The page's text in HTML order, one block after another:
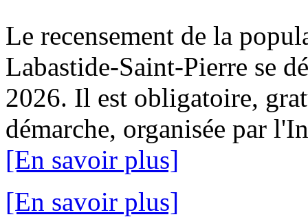
Le recensement de la
Labastide-Saint-Pierre se
2026. Il est obligatoire,
démarche, organisée par
[En savoir plus]
[En savoir plus]